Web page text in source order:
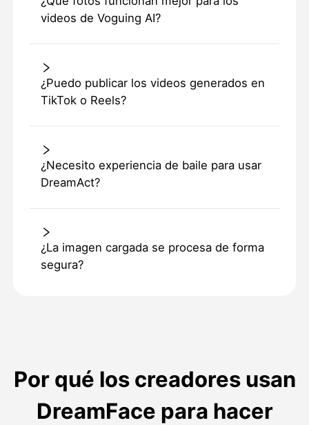
videos de Voguing AI?
¿Puedo publicar los videos generados en
TikTok o Reels?
¿Necesito experiencia de baile para usar
DreamAct?
¿La imagen cargada se procesa de forma
segura?
Por qué los creadores usan
DreamFace para hacer